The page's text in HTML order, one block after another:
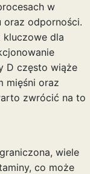
w
oraz odporności.
kluczowe dla
D często wiąże
mięśni oraz
zwrócić na to
wiele
co może